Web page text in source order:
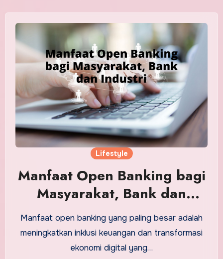
Lifestyle
Manfaat Open Banking bagi
Masyarakat, Bank dan
Industri
Manfaat open banking yang paling besar adalah
meningkatkan inklusi keuangan dan transformasi
ekonomi digital yang…